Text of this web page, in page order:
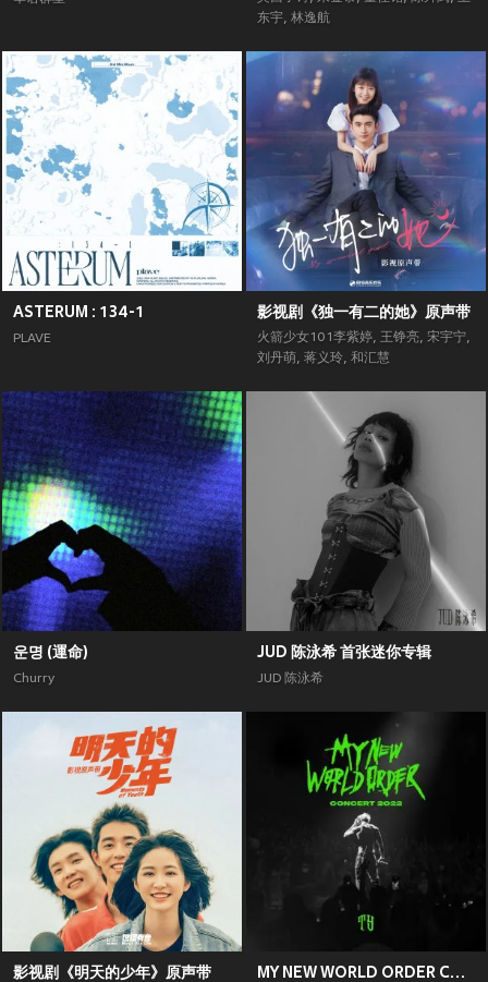
东宇, 林逸航
ASTERUM : 134-1
PLAVE
影视剧《独一有二的她》原声带
火箭少女101李紫婷, 王铮亮, 宋宇宁,
刘丹萌, 蒋义玲, 和汇慧
운명 (運命)
Churry
JUD 陈泳希 首张迷你专辑
JUD 陈泳希
影视剧《明天的少年》原声带 MY NEW WORLD ORDER CONCERT 2022